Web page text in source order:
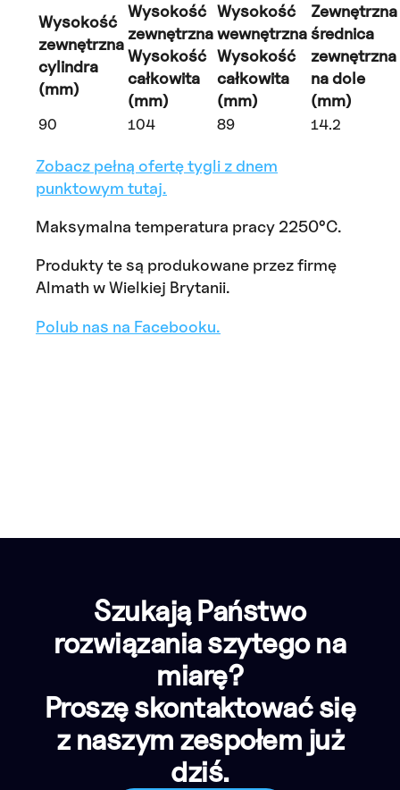
Wysokość
zewnętrzna
cylindra
(mm)
Wysokość
zewnętrzna
Wysokość
całkowita
(mm)
Wysokość
wewnętrzna
Wysokość
całkowita
(mm)
Zewnętrzna
średnica
zewnętrzna
na dole
(mm)
90 104 89 14.2
Zobacz pełną ofertę tygli z dnem
punktowym tutaj.
Maksymalna temperatura pracy 2250°C.
Produkty te są produkowane przez firmę
Almath w Wielkiej Brytanii.
Polub nas na Facebooku.
Szukają Państwo
rozwiązania szytego na
miarę?
Proszę skontaktować się
z naszym zespołem już
dziś.